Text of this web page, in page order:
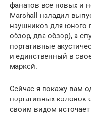
фанатов все новых и
Marshall наладил
наушников для юного
обзор, два обзор), а
портативные
и единственный в
маркой.
Сейчас я покажу вам
портативных колонок
своим видом источает